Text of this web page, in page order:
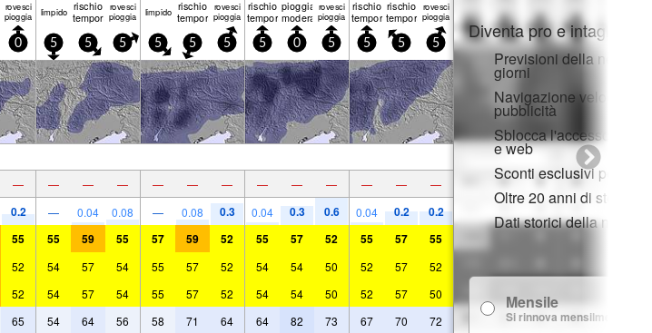
rovesci
pioggia limp­ido rischio
temporale
rovesci
pioggia limp­ido rischio
temporale
rovesci
pioggia
rischio
temporale
pioggia
moderata
rovesci
pioggia
rischio
temporale
rischio
temporale
rovesci
pioggia
0 5 5 5 5 5 5 5 0 5 5 5 5
— — — — — — — — — — — — —
0.2 — 0.04 0.08 — 0.08 0.3 0.04 0.3 0.6 0.04 0.2 0.2
55 55 59 55 57 59 52 55 57 52 55 57 55
52 54 57 54 55 57 52 54 54 50 52 57 52
52 54 57 54 55 57 52 54 54 50 52 57 50
65 54 64 56 58 71 64 64 82 73 67 70 72
Diventa pro e intaglia:
Previsioni della neve
giorni
Navigazione veloce
pubblicità
Sblocca l'accesso
e web
Sconti esclusivi per i
Oltre 20 anni di storia
Dati storici della neve
Mensile
Si rinnova mensilmente